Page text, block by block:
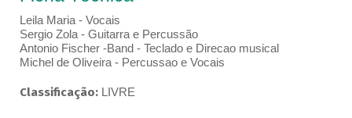
Leila Maria - Vocais
Sergio Zola - Guitarra e Percussão
Antonio Fischer -Band - Teclado e Direcao musical
Michel de Oliveira - Percussao e Vocais
Classificação: LIVRE